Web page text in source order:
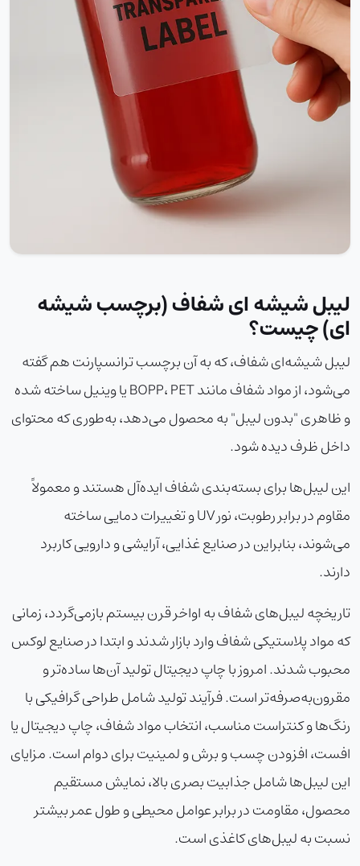
لیبل شیشه ای شفاف (برچسب شیشه
ای) چیست؟
لیبل شیشه‌ای شفاف، که به آن برچسب ترانسپارنت هم گفته
می‌شود، از مواد شفاف مانند BOPP، PET یا وینیل ساخته شده
و ظاهری "بدون لیبل" به محصول می‌دهد، به‌طوری که محتوای
داخل ظرف دیده شود.
این لیبل‌ها برای بسته‌بندی شفاف ایده‌آل هستند و معمولاً
مقاوم در برابر رطوبت، نور UV و تغییرات دمایی ساخته
می‌شوند، بنابراین در صنایع غذایی، آرایشی و دارویی کاربرد
دارند.
تاریخچه لیبل‌های شفاف به اواخر قرن بیستم بازمی‌گردد، زمانی
که مواد پلاستیکی شفاف وارد بازار شدند و ابتدا در صنایع لوکس
محبوب شدند. امروز با چاپ دیجیتال تولید آن‌ها ساده‌تر و
مقرون‌به‌صرفه‌تر است. فرآیند تولید شامل طراحی گرافیکی با
رنگ‌ها و کنتراست مناسب، انتخاب مواد شفاف، چاپ دیجیتال یا
افست، افزودن چسب و برش و لمینیت برای دوام است. مزایای
این لیبل‌ها شامل جذابیت بصری بالا، نمایش مستقیم
محصول، مقاومت در برابر عوامل محیطی و طول عمر بیشتر
نسبت به لیبل‌های کاغذی است.